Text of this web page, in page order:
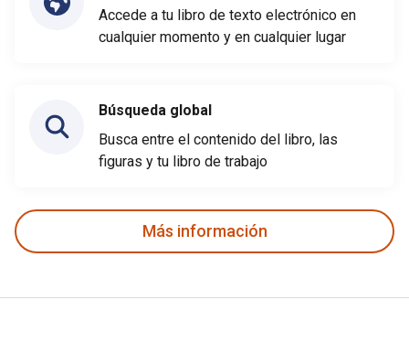
Accede a tu libro de texto electrónico en
cualquier momento y en cualquier lugar
Búsqueda global
Busca entre el contenido del libro, las
figuras y tu libro de trabajo
Más información